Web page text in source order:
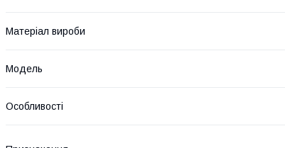
Матеріал вироби
Мoдель
Особливості